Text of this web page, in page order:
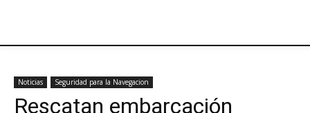
Noticias Seguridad para la Navegacion
Rescatan embarcación